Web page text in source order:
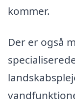
kommer.
Der er også